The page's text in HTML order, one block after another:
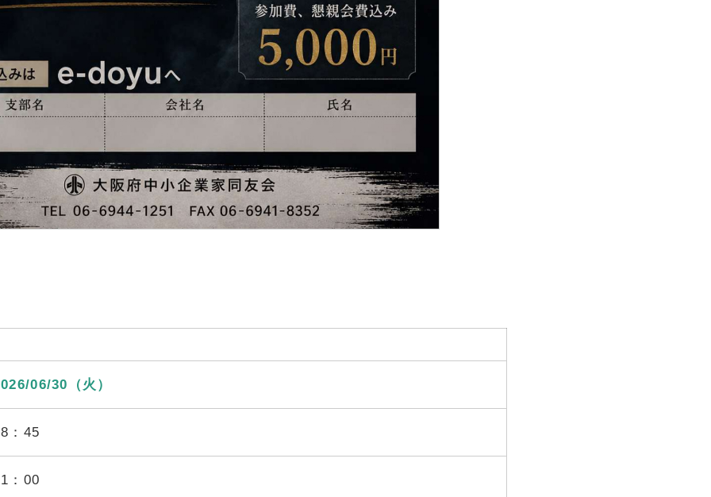
06-6944-1251
06-6941-8352
大阪市中央区農人橋2丁目-1-30 谷町八木ビル4F
06/30（火）
：45
：00